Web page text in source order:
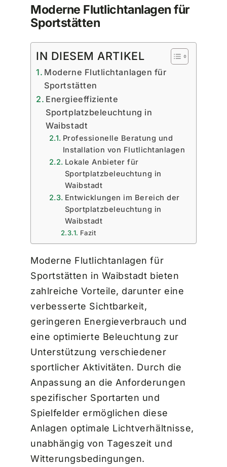
Moderne Flutlichtanlagen für
Sportstätten
IN DIESEM ARTIKEL
Moderne Flutlichtanlagen für
Sportstätten
Energieeffiziente
Sportplatzbeleuchtung in
Waibstadt
Professionelle Beratung und
Installation von Flutlichtanlagen
Lokale Anbieter für
Sportplatzbeleuchtung in
Waibstadt
Entwicklungen im Bereich der
Sportplatzbeleuchtung in
Waibstadt
Fazit
Moderne Flutlichtanlagen für
Sportstätten in Waibstadt bieten
zahlreiche Vorteile, darunter eine
verbesserte Sichtbarkeit,
geringeren Energieverbrauch und
eine optimierte Beleuchtung zur
Unterstützung verschiedener
sportlicher Aktivitäten. Durch die
Anpassung an die Anforderungen
spezifischer Sportarten und
Spielfelder ermöglichen diese
Anlagen optimale Lichtverhältnisse,
unabhängig von Tageszeit und
Witterungsbedingungen.